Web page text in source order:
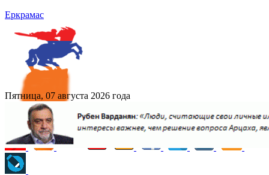
Еркрамас
Пятница, 07 августа 2026 года